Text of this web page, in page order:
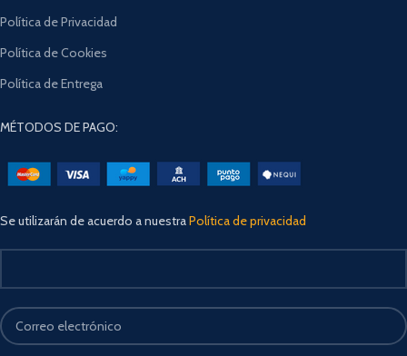
Política de Privacidad
Política de Cookies
Política de Entrega
MÉTODOS DE PAGO:
Se utilizarán de acuerdo a nuestraPolítica de privacidad